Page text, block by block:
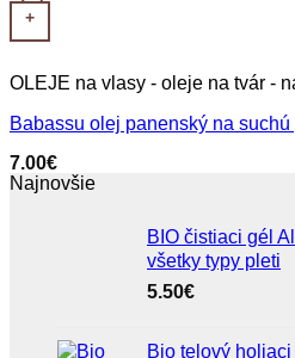
+
OLEJE na vlasy - oleje na tvár -
Babassu olej panenský na
7.00€
Najnovšie
BIO čistiaci gél
všetky typy pleti
5.50€
Bio telový